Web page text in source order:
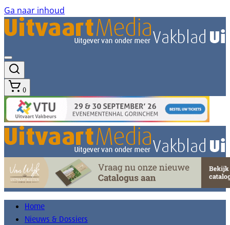
Ga naar inhoud
0
Home
Nieuws & Dossiers